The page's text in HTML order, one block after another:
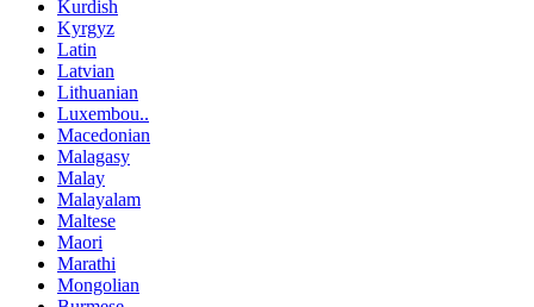
Kurdish
Kyrgyz
Latin
Latvian
Lithuanian
Luxembou..
Macedonian
Malagasy
Malay
Malayalam
Maltese
Maori
Marathi
Mongolian